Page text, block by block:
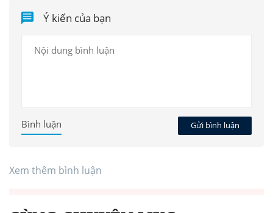
Ý kiến của bạn
Gửi bình luận
Bình luận
Xem thêm bình luận